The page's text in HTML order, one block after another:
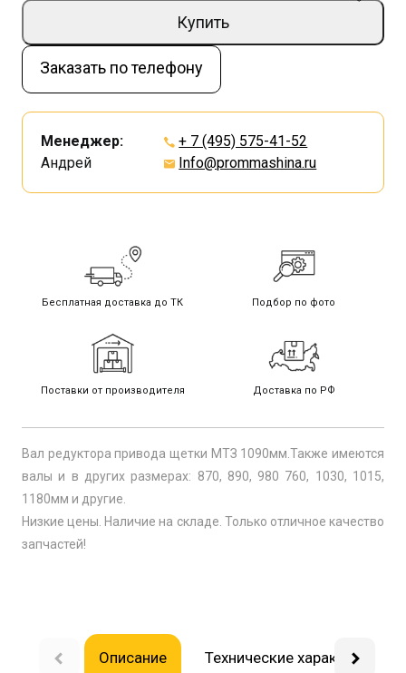
Купить
Заказать по телефону
Менеджер:
Андрей
+ 7 (495) 575-41-52
Info@prommashina.ru
Бесплатная доставка до ТК Подбор по фото
Поставки от производителя Доставка по РФ
Вал редуктора привода щетки МТЗ 1090мм.Также имеются
валы и в других размерах: 870, 890, 980 760, 1030, 1015,
1180мм и другие.
Низкие цены. Наличие на складе. Только отличное качество
запчастей!
Описание Технические